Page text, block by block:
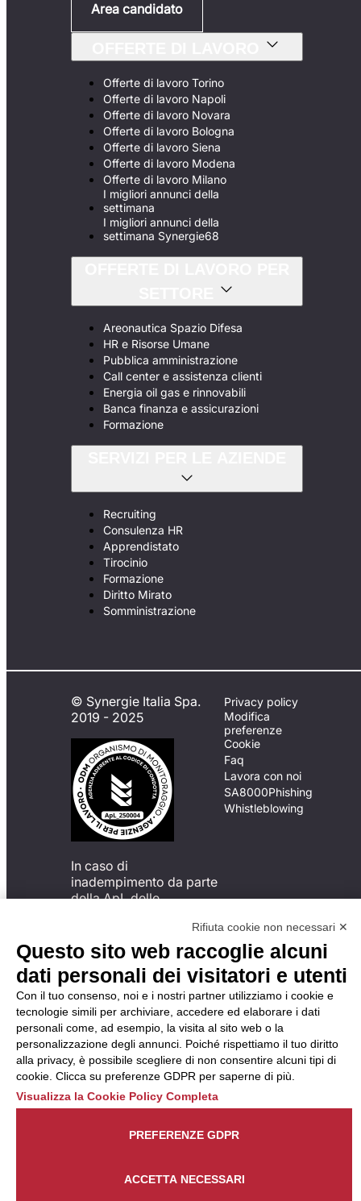
Area candidato
Offerte di lavoro Torino
Offerte di lavoro Napoli
Offerte di lavoro Novara
Offerte di lavoro Bologna
Offerte di lavoro Siena
Offerte di lavoro Modena
Offerte di lavoro Milano
I migliori annunci della
settimana
I migliori annunci della
settimana Synergie68
Areonautica Spazio Difesa
HR e Risorse Umane
Pubblica amministrazione
Call center e assistenza clienti
Energia oil gas e rinnovabili
Banca finanza e assicurazioni
Formazione
Recruiting
Consulenza HR
Apprendistato
Tirocinio
Formazione
Diritto Mirato
Somministrazione
© Synergie Italia Spa.
2019 - 2025
In caso di
inadempimento da parte
della ApL delle
del Codice di Condotta, è
possibile presentare un
reclamo
all’Organismo di
Monitoraggio utilizzando
una delle modalità
descritte al seguente
indirizzo web
https://odm-
agenzielavoro.it/reclami/.
Privacy policy
Modifica
preferenze
Cookie
Faq
Lavora con noi
SA8000Phishing
Whistleblowing
Rifiuta cookie non necessari ✕
Questo sito web raccoglie alcuni
dati personali dei visitatori e utenti
Con il tuo consenso, noi e i nostri partner utilizziamo i cookie e
tecnologie simili per archiviare, accedere ed elaborare i dati
personali come, ad esempio, la visita al sito web o la
personalizzazione degli annunci. Poiché rispettiamo il tuo diritto
alla privacy, è possibile scegliere di non consentire alcuni tipi di
cookie. Clicca su preferenze GDPR per saperne di più.
Visualizza la Cookie Policy Completa
ACCETTA NECESSARI
PREFERENZE GDPR